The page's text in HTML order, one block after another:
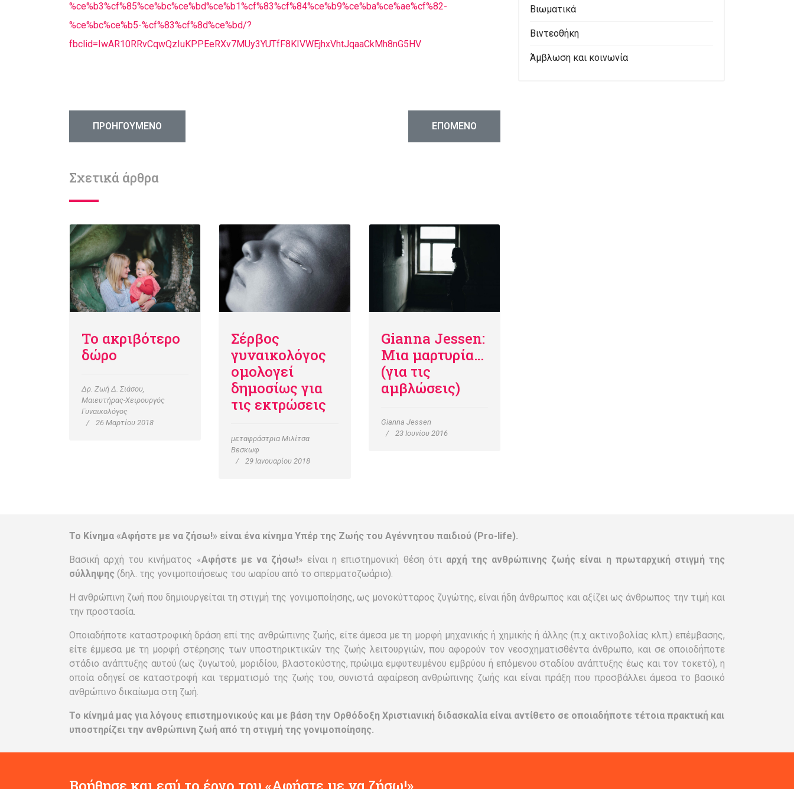
%ce%b3%cf%85%ce%bc%ce%bd%ce%b1%cf%83%cf%84%ce%b9%ce%ba%ce%ae%cf%82-
%ce%bc%ce%b5-%cf%83%cf%8d%ce%bd/?
fbclid=IwAR10RRvCqwQzIuKPPEeRXv7MUy3YUTfF8KIVWEjhxVhtJqaaCkMh8nG5HV
ΠΡΟΗΓΟΎΜΕΝΟ ΆΡΘΡΟ: ΓΥΝΑΙΚΟΛΌΓΟΙ ΠΟΥ ΜΕΤΑΝΌΗΣΑΝ ΓΙΑ ΤΙΣ ΕΚΤΡΏΣΕΙΣ ΤΟΥΣ (FORMER ABORTIONISTS)
ΠΡΟΗΓΟΎΜΕΝΟ ΕΠΌΜΕΝΟ ΆΡΘΡΟ: ΌΤΑΝ ΟΙ ΤΟΊΧΟΙ ΜΙΛΟΎΝ - ΜΙΆ ΜΙΚΡΉ ΚΑΦΈ ΣΑΚΟΎΛΑ
ΕΠΌΜΕΝΟ
Σχετικά άρθρα
Το ακριβότερο
δώρο
Δρ. Ζωή Δ. Σιάσου,
Μαιευτήρας-Χειρουργός
Γυναικολόγος
26 Μαρτίου 2018
Σέρβος
γυναικολόγος
ομολογεί
δημοσίως για
τις εκτρώσεις
μεταφράστρια Μιλίτσα
Βεσκωφ
29 Ιανουαρίου 2018
Gianna Jessen:
Μια μαρτυρία…
(για τις
αμβλώσεις)
Gianna Jessen
23 Ιουνίου 2016
Βιωματικά
Βιντεοθήκη
Άμβλωση και κοινωνία
Το Κίνημα «Αφήστε με να ζήσω!» είναι ένα κίνημα Υπέρ της Ζωής του Αγέννητου παιδιού (Pro-life).
Βασική αρχή του κινήματος «Αφήστε με να ζήσω!» είναι η επιστημονική θέση ότι αρχή της ανθρώπινης ζωής είναι η πρωταρχική στιγμή της
σύλληψης (δηλ. της γονιμοποιήσεως του ωαρίου από το σπερματοζωάριο).
Η ανθρώπινη ζωή που δημιουργείται τη στιγμή της γονιμοποίησης, ως μονοκύτταρος ζυγώτης, είναι ήδη άνθρωπος και αξίζει ως άνθρωπος την τιμή και
την προστασία.
Οποιαδήποτε καταστροφική δράση επί της ανθρώπινης ζωής, είτε άμεσα με τη μορφή μηχανικής ή χημικής ή άλλης (π.χ ακτινοβολίας κλπ.) επέμβασης,
είτε έμμεσα με τη μορφή στέρησης των υποστηρικτικών της ζωής λειτουργιών, που αφορούν τον νεοσχηματισθέντα άνθρωπο, και σε οποιοδήποτε
στάδιο ανάπτυξης αυτού (ως ζυγωτού, μοριδίου, βλαστοκύστης, πρώιμα εμφυτευμένου εμβρύου ή επόμενου σταδίου ανάπτυξης έως και τον τοκετό), η
οποία οδηγεί σε καταστροφή και τερματισμό της ζωής του, συνιστά αφαίρεση ανθρώπινης ζωής και είναι πράξη που προσβάλλει άμεσα το βασικό
ανθρώπινο δικαίωμα στη ζωή.
Το κίνημά μας για λόγους επιστημονικούς και με βάση την Ορθόδοξη Χριστιανική διδασκαλία είναι αντίθετο σε οποιαδήποτε τέτοια πρακτική και
υποστηρίζει την ανθρώπινη ζωή από τη στιγμή της γονιμοποίησης.